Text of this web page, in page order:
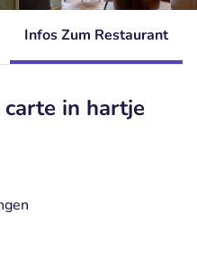
Infos Zum Restaurant
in hartje